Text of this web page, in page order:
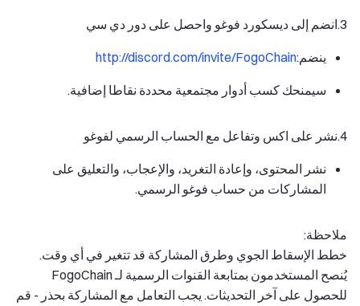
3. انضم إلى ديسكورد فوغو واحصل على دور دي سي
ينضم:http://discord.com/invite/FogoChain
سيمنحك كسب أدوار مجتمعية محددة نقاطا إضافية.
4. نشر على اكس وتفاعل مع الحساب الرسمي لفوغو
نشر المحتوى، وإعادة التغريد، والإعجاب، والتعليق على
المشاركات من حساب فوغو الرسمي.
ملاحظة:
خطط الإسقاط الجوي وطرق المشاركة قد تتغير في أي وقت.
يُنصح المستخدمون بمتابعة القنوات الرسمية لـ FogoChain
للحصول على آخر التحديثات. يجب التعامل مع المشاركة بحذر - قم